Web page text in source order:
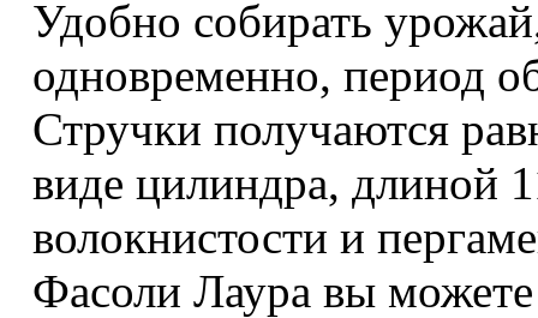
Удобно собирать
одновременно, период
Стручки получаются
виде цилиндра, длиной
волокнистости и
Фасоли Лаура вы